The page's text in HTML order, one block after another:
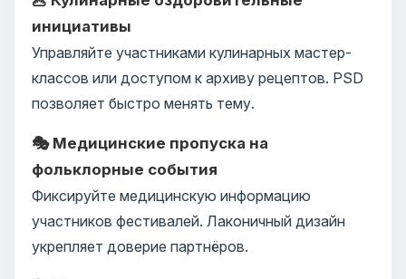
инициативы
Управляйте участниками кулинарных мастер-
классов или доступом к архиву рецептов. PSD
позволяет быстро менять тему.
🎭 Медицинские пропуска на
фольклорные события
Фиксируйте медицинскую информацию
участников фестивалей. Лаконичный дизайн
укрепляет доверие партнёров.